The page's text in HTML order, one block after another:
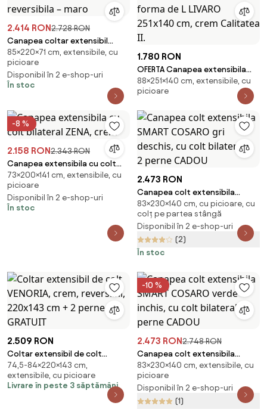
2.414 RON2.728 RON
Canapea coltar extensibil
ZENOVA 220 x 140 cm,
reversibila – maro
85×220×71 cm, extensibile, cu
picioare
Disponibil în 2 e-shop-uri
În stoc
1.780 RON
OFERTA Canapea extensibila
reversibila in forma de L LIVARO
251x140 cm, crem Calitatea II.
88×251×140 cm, extensibile, cu
picioare
-8 %
2.158 RON2.343 RON
Canapea extensibila cu colt
bilateral ZENA, crem
73×200×141 cm, extensibile, cu
picioare
Disponibil în 2 e-shop-uri
În stoc
2.473 RON
Canapea colt extensibila
SMART COSARO gri deschis, cu
colt bilateral + 2 perne CADOU
83×230×140 cm, cu picioare, cu
colț pe partea stângă
Disponibil în 2 e-shop-uri
(2)
În stoc
2.509 RON
Coltar extensibil de colt
VENORIA, crem, reversibil,
220x143 cm + 2 perne GRATUIT
74,5-84×220×143 cm,
extensibile, cu picioare
Livrare în peste 3 săptămâni
-10 %
2.473 RON2.748 RON
Canapea colt extensibila
SMART COSARO verde inchis,
cu colt bilateral + 2 perne
CADOU
83×230×140 cm, extensibile, cu
picioare
Disponibil în 2 e-shop-uri
(1)